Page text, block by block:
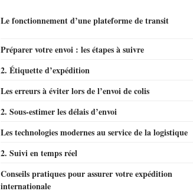
Le fonctionnement d’une plateforme de transit
Préparer votre envoi : les étapes à suivre
2. Étiquette d’expédition
Les erreurs à éviter lors de l’envoi de colis
2. Sous-estimer les délais d’envoi
Les technologies modernes au service de la logistique
2. Suivi en temps réel
Conseils pratiques pour assurer votre expédition
internationale